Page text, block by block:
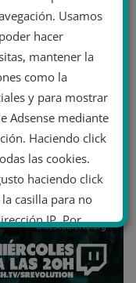
Usamos
hacer
mantener la
como la
y para mostrar
Adsense mediante
Haciendo click
las cookies.
haciendo click
casilla para no
IP. Por
de cookies.